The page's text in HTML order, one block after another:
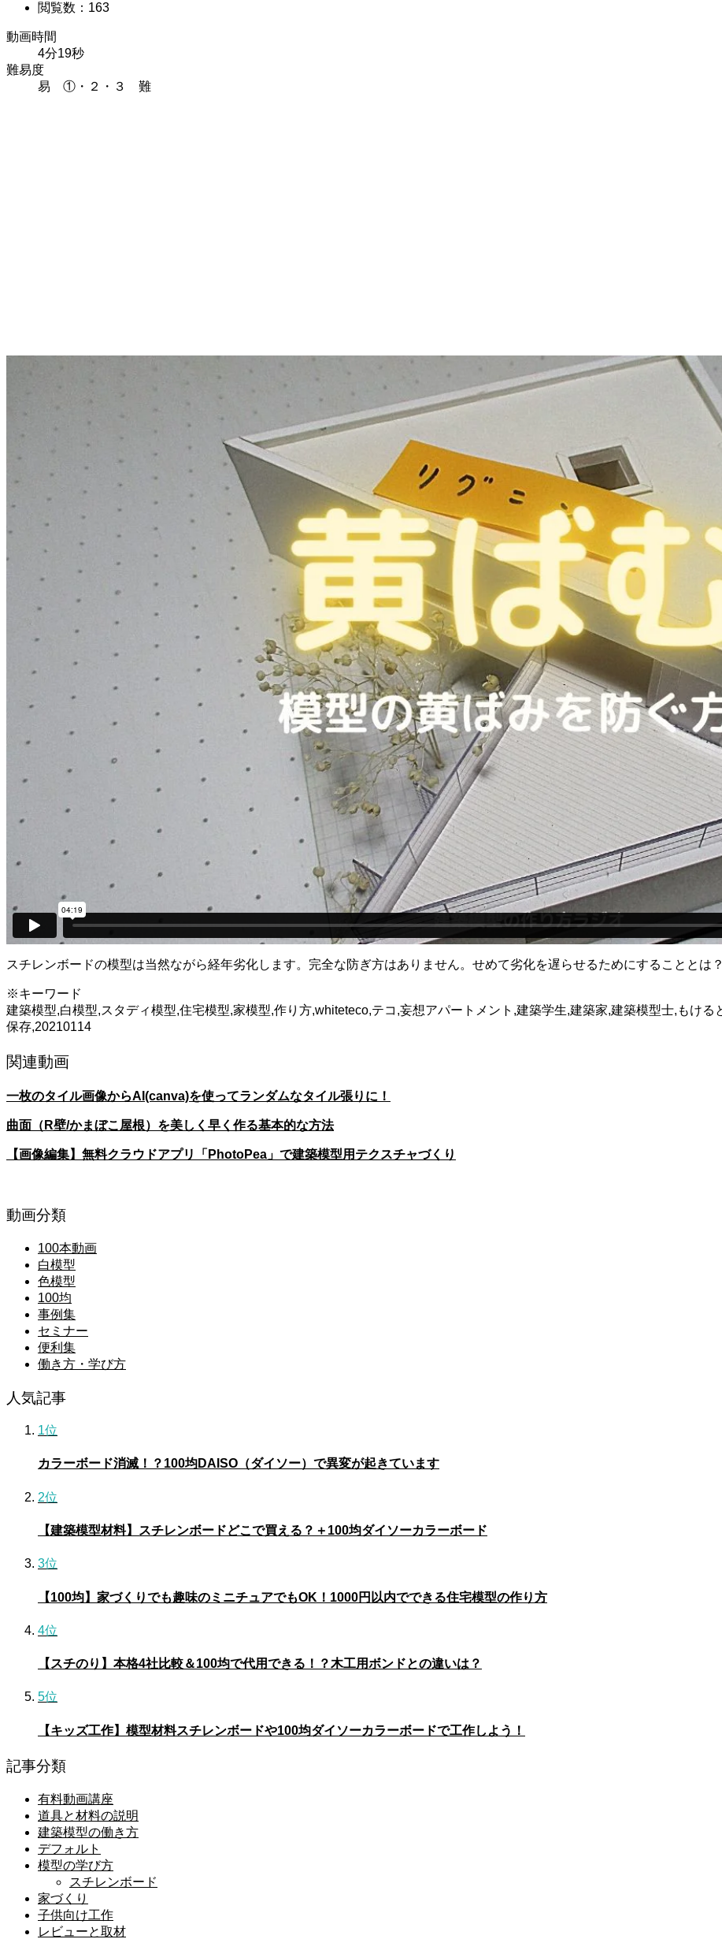
閲覧数：163
動画時間
4分19秒
難易度
易 ①・２・３ 難
スチレンボードの模型は当然ながら経年劣化します。完全な防ぎ方はありません。せめて劣化を遅らせるためにすることとは？
※キーワード
建築模型,白模型,スタディ模型,住宅模型,家模型,作り方,whiteteco,テコ,妄想アパートメント,建築学生,建築家,建築模型士,もけ
保存,20210114
関連動画
一枚のタイル画像からAI(canva)を使ってランダムなタイル張りに！
曲面（R壁/かまぼこ屋根）を美しく早く作る基本的な方法
【画像編集】無料クラウドアプリ「PhotoPea」で建築模型用テクスチャづくり
動画分類
100本動画
白模型
色模型
100均
事例集
セミナー
便利集
働き方・学び方
人気記事
1位
カラーボード消滅！？100均DAISO（ダイソー）で異変が起きています
2位
【建築模型材料】スチレンボードどこで買える？＋100均ダイソーカラーボード
3位
【100均】家づくりでも趣味のミニチュアでもOK！1000円以内でできる住宅模型の作り方
4位
【スチのり】本格4社比較＆100均で代用できる！？木工用ボンドとの違いは？
5位
【キッズ工作】模型材料スチレンボードや100均ダイソーカラーボードで工作しよう！
記事分類
有料動画講座
道具と材料の説明
建築模型の働き方
デフォルト
模型の学び方
スチレンボード
家づくり
子供向け工作
レビューと取材